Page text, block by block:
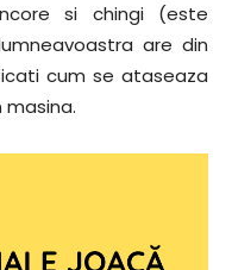
si chingi (este
are din
cum se ataseaza
masina.